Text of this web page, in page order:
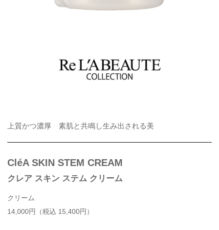
上質かつ濃厚 素肌と共鳴し生み出される美
CléA SKIN STEM CREAM
クレア スキン ステム クリーム
クリーム
14,000円（税込 15,400円）